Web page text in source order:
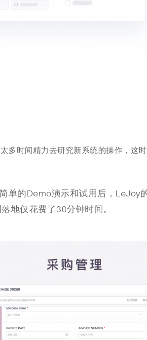
多时间精力去研究新系统的操作 ， 这
单的Demo演示和试用后，LeJoy
地仅花费了30分钟时间。